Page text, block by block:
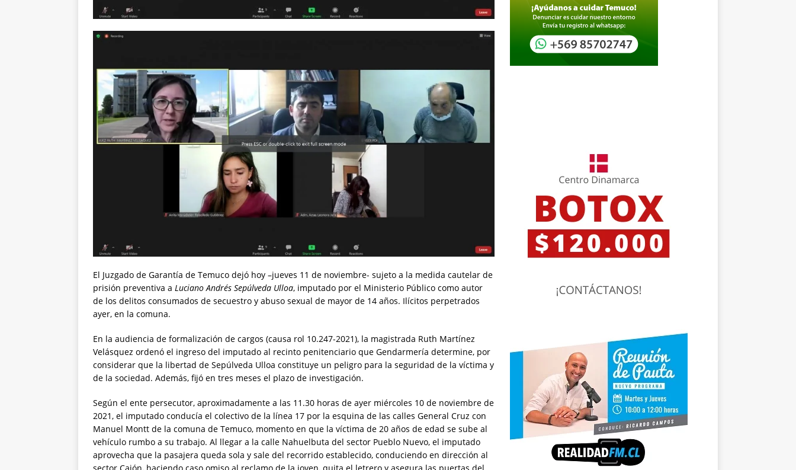
El Juzgado de Garantía de Temuco dejó hoy –jueves 11 de noviembre- sujeto a la medida cautelar de
prisión preventiva a Luciano Andrés Sepúlveda Ulloa, imputado por el Ministerio Público como autor
de los delitos consumados de secuestro y abuso sexual de mayor de 14 años. Ilícitos perpetrados
ayer, en la comuna.
En la audiencia de formalización de cargos (causa rol 10.247-2021), la magistrada Ruth Martínez
Velásquez ordenó el ingreso del imputado al recinto penitenciario que Gendarmería determine, por
considerar que la libertad de Sepúlveda Ulloa constituye un peligro para la seguridad de la víctima y
de la sociedad. Además, fijó en tres meses el plazo de investigación.
Según el ente persecutor, aproximadamente a las 11.30 horas de ayer miércoles 10 de noviembre de
2021, el imputado conducía el colectivo de la línea 17 por la esquina de las calles General Cruz con
Manuel Montt de la comuna de Temuco, momento en que la víctima de 20 años de edad se sube al
vehículo rumbo a su trabajo. Al llegar a la calle Nahuelbuta del sector Pueblo Nuevo, el imputado
aprovecha que la pasajera queda sola y sale del recorrido establecido, conduciendo en dirección al